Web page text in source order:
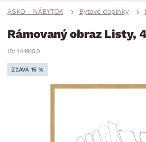
ASKO - NÁBYTOK Bytové doplnky
Rámovaný obraz Listy,
ID: 144915.0
ZĽAVA 15 %